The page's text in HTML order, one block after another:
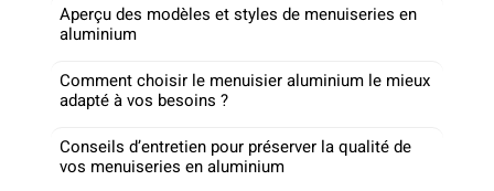
Aperçu des modèles et styles de menuiseries en
aluminium
Comment choisir le menuisier aluminium le mieux
adapté à vos besoins ?
Conseils d’entretien pour préserver la qualité de
vos menuiseries en aluminium